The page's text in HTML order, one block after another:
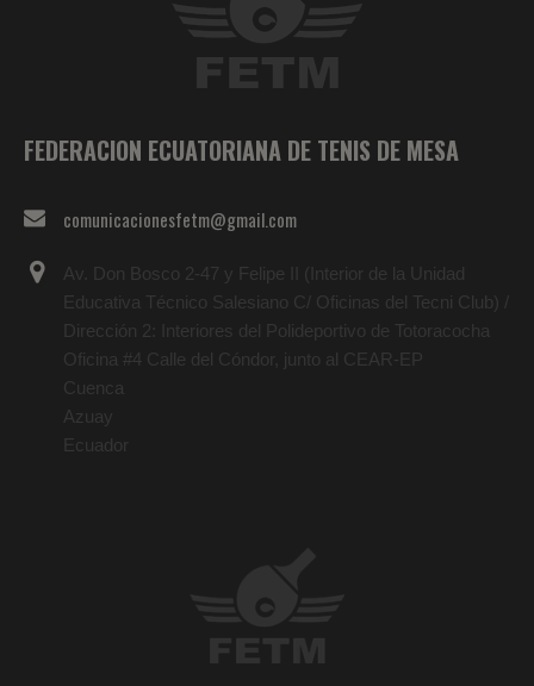
FEDERACION ECUATORIANA DE TENIS DE MESA
comunicacionesfetm@gmail.com
Av. Don Bosco 2-47 y Felipe II (Interior de la Unidad
Educativa Técnico Salesiano C/ Oficinas del Tecni Club) /
Dirección 2: Interiores del Polideportivo de Totoracocha
Oficina #4 Calle del Cóndor, junto al CEAR-EP
Cuenca
Azuay
Ecuador